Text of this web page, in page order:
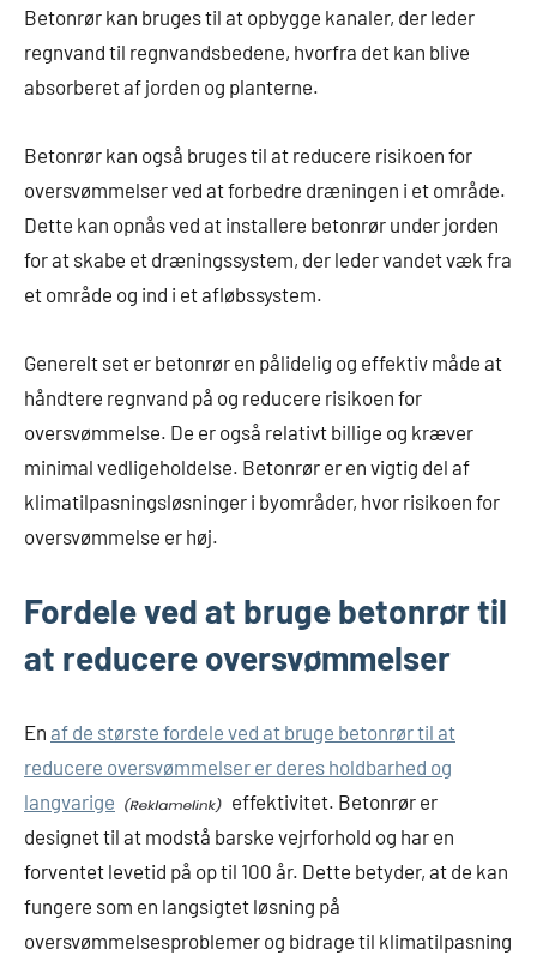
Betonrør kan bruges til at opbygge kanaler, der leder
regnvand til regnvandsbedene, hvorfra det kan blive
absorberet af jorden og planterne.
Betonrør kan også bruges til at reducere risikoen for
oversvømmelser ved at forbedre dræningen i et område.
Dette kan opnås ved at installere betonrør under jorden
for at skabe et dræningssystem, der leder vandet væk fra
et område og ind i et afløbssystem.
Generelt set er betonrør en pålidelig og effektiv måde at
håndtere regnvand på og reducere risikoen for
oversvømmelse. De er også relativt billige og kræver
minimal vedligeholdelse. Betonrør er en vigtig del af
klimatilpasningsløsninger i byområder, hvor risikoen for
oversvømmelse er høj.
Fordele ved at bruge betonrør til
at reducere oversvømmelser
En af de største fordele ved at bruge betonrør til at
reducere oversvømmelser er deres holdbarhed og
langvarige
effektivitet. Betonrør er
designet til at modstå barske vejrforhold og har en
forventet levetid på op til 100 år. Dette betyder, at de kan
fungere som en langsigtet løsning på
oversvømmelsesproblemer og bidrage til klimatilpasning